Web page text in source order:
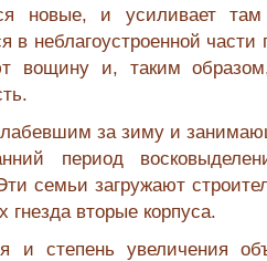
новые, и усиливает
в неблаго­устроенной части
вощину и, таким
за зиму и
период
семьи загружают
гнезда вторые корпуса.
и степень увеличения